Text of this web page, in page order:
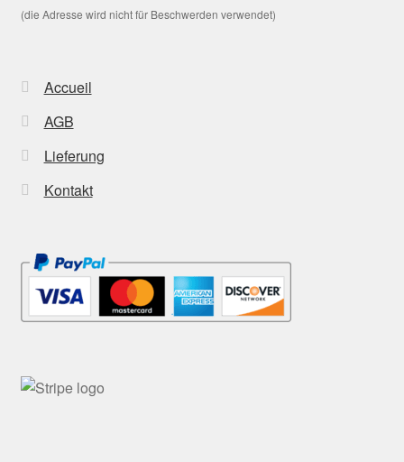
(die Adresse wird nicht für Beschwerden verwendet)
Accueil
AGB
Lieferung
Kontakt